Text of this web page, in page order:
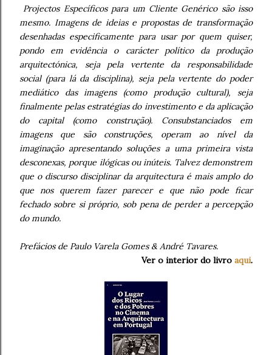
Projectos Específicos para um Cliente Genérico são isso
mesmo. Imagens de ideias e propostas de transformação
desenhadas especificamente para usar por quem quiser,
pondo em evidência o carácter político da produção
arquitectónica, seja pela vertente da responsabilidade
social (para lá da disciplina), seja pela vertente do poder
mediático das imagens (como produção cultural), seja
finalmente pelas estratégias do investimento e da aplicação
do capital (como construção). Consubstanciados em
imagens que são construções, operam ao nível da
imaginação apresentando soluções a uma primeira vista
desconexas, porque ilógicas ou inúteis. Talvez demonstrem
que o discurso disciplinar da arquitectura é mais amplo do
que nos querem fazer parecer e que não pode ficar
fechado sobre si próprio, sob pena de perder a percepção
do mundo.
Prefácios de Paulo Varela Gomes & André Tavares.
Ver o interior do livro aqui.